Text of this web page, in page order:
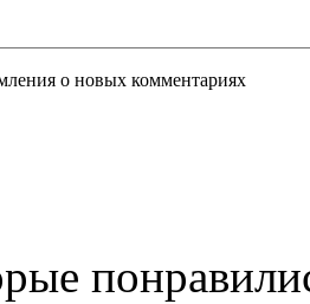
о новых комментариях